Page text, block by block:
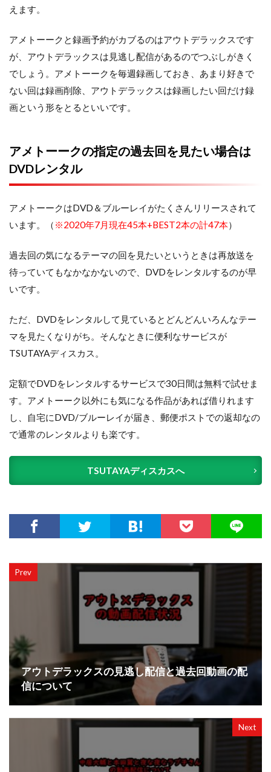
えます。
アメトーークと録画予約がカブるのはアウトデラックスです
が、アウトデラックスは見逃し配信があるのでつぶしがきく
でしょう。アメトーークを毎週録画しておき、あまり好きで
ない回は録画削除、アウトデラックスは録画したい回だけ録
画という形をとるといいです。
アメトーークの指定の過去回を見たい場合は
DVDレンタル
アメトーークはDVD＆ブルーレイがたくさんリリースされて
います。（ ※2020年7月現在45本+BEST2本の計47本）
過去回の気になるテーマの回を見たいというときは再放送を
待っていてもなかなかないので、DVDをレンタルするのが早
いです。
ただ、DVDをレンタルして見ているとどんどんいろんなテー
マを見たくなりがち。そんなときに便利なサービスが
TSUTAYAディスカス。
定額でDVDをレンタルするサービスで30日間は無料で試せま
す。アメトーーク以外にも気になる作品があれば借りれます
し、自宅にDVD/ブルーレイが届き、郵便ポストでの返却なの
で通常のレンタルよりも楽です。
TSUTAYAディスカスへ
Prev
アウトデラックスの見逃し配信と過去回動画の配
信について
Next